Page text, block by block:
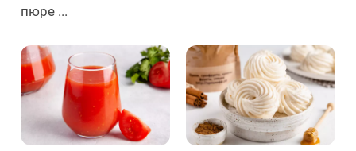
пюре ...